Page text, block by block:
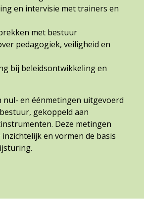
en intervisie met trainers en
met bestuur
pedagogiek, veiligheid en
bij beleidsontwikkeling en
nul- en éénmetingen uitgevoerd
gekoppeld aan
Deze metingen
en vormen de basis